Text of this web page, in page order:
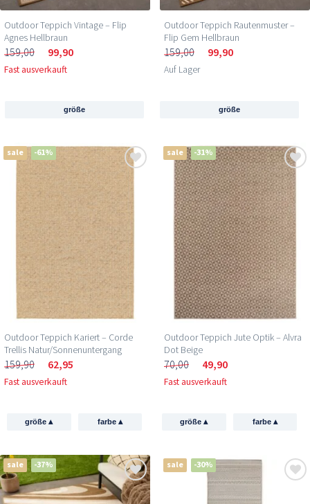
Outdoor Teppich Vintage – Flip
Agnes Hellbraun
159,00 99,90
Fast ausverkauft
größe
Outdoor Teppich Rautenmuster –
Flip Gem Hellbraun
159,00 99,90
Auf Lager
größe
sale -61%
Outdoor Teppich Kariert – Corde
Trellis Natur/Sonnenuntergang
159,90 62,95
Fast ausverkauft
größe▴ farbe ▴
sale -31%
Outdoor Teppich Jute Optik – Alvra
Dot Beige
70,00 49,90
Fast ausverkauft
größe▴ farbe ▴
sale -37% sale -30%